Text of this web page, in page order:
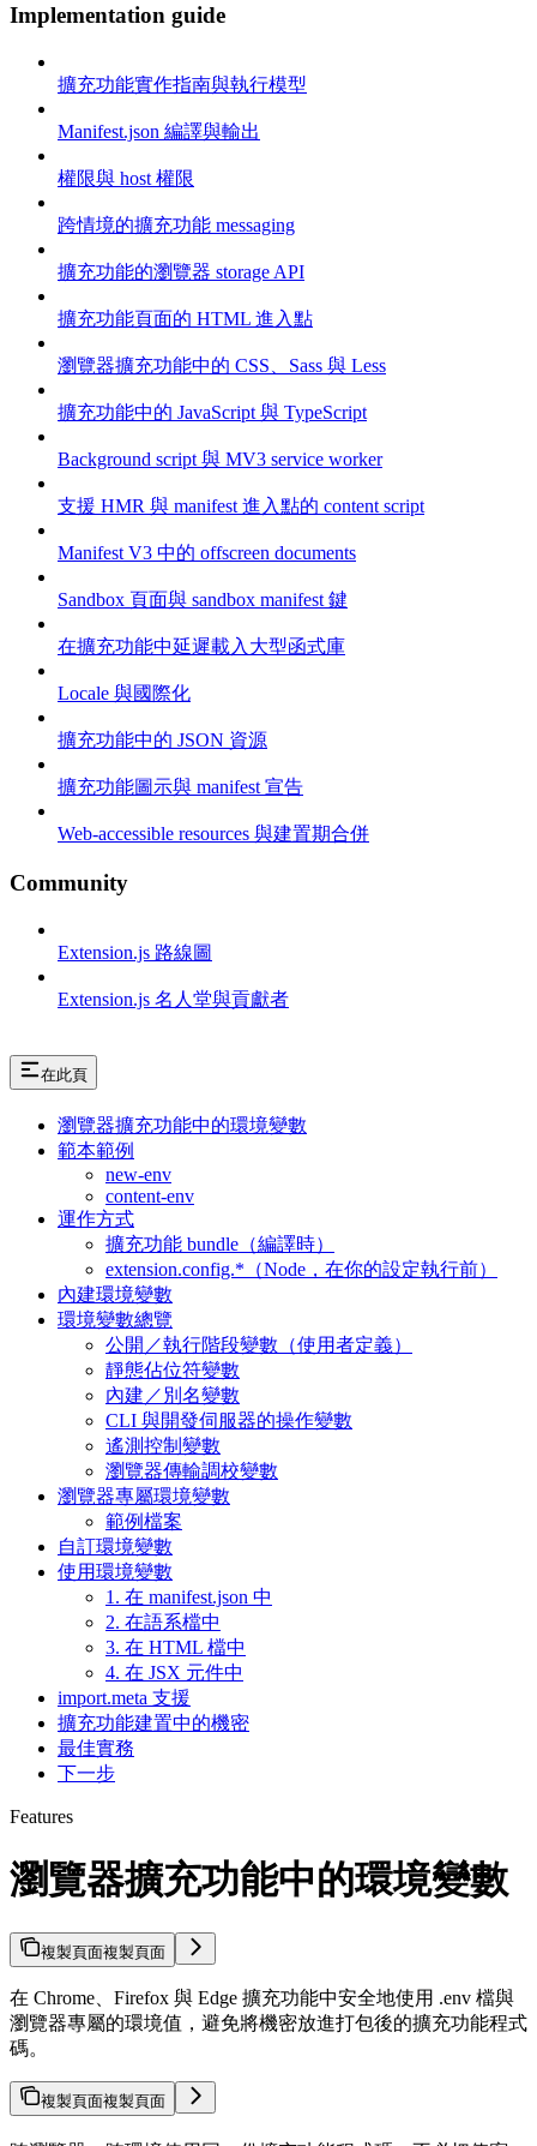
Implementation guide
擴充功能實作指南與執行模型
Manifest.json 編譯與輸出
權限與 host 權限
跨情境的擴充功能 messaging
擴充功能的瀏覽器 storage API
擴充功能頁面的 HTML 進入點
瀏覽器擴充功能中的 CSS、Sass 與 Less
擴充功能中的 JavaScript 與 TypeScript
Background script 與 MV3 service worker
支援 HMR 與 manifest 進入點的 content script
Manifest V3 中的 offscreen documents
Sandbox 頁面與 sandbox manifest 鍵
在擴充功能中延遲載入大型函式庫
Locale 與國際化
擴充功能中的 JSON 資源
擴充功能圖示與 manifest 宣告
Web-accessible resources 與建置期合併
Community
Extension.js 路線圖
Extension.js 名人堂與貢獻者
在此頁
瀏覽器擴充功能中的環境變數
範本範例
new-env
content-env
運作方式
擴充功能 bundle（編譯時）
extension.config.*（Node，在你的設定執行前）
內建環境變數
環境變數總覽
公開／執行階段變數（使用者定義）
靜態佔位符變數
內建／別名變數
CLI 與開發伺服器的操作變數
遙測控制變數
瀏覽器傳輸調校變數
瀏覽器專屬環境變數
範例檔案
自訂環境變數
使用環境變數
1. 在 manifest.json 中
2. 在語系檔中
3. 在 HTML 檔中
4. 在 JSX 元件中
import.meta 支援
擴充功能建置中的機密
最佳實務
下一步
Features
瀏覽器擴充功能中的環境變數
複製頁面複製頁面
在 Chrome、Firefox 與 Edge 擴充功能中安全地使用 .env 檔與
瀏覽器專屬的環境值，避免將機密放進打包後的擴充功能程式
碼。
複製頁面複製頁面